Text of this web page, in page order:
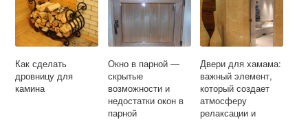
Как сделать
дровницу для
камина
Окно в парной —
скрытые
возможности и
недостатки окон в
парной
Двери для хамама:
важный элемент,
который создает
атмосферу
релаксации и